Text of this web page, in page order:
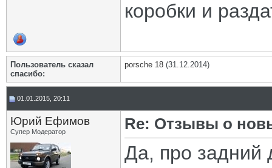
коробки и
Пользователь сказал
cпасибо:
porsche 18 (31.12.2014)
01.01.2015, 20:11
Юрий Ефимов
Супер Модератор Re: Отзывы о
Да, про задний